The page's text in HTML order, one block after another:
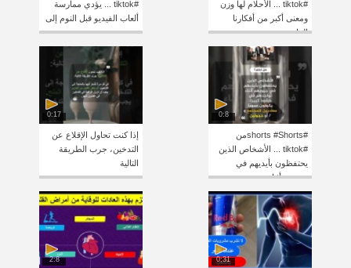
#tiktok ... الأحلام لها وزن
ومعنى أكبر من أفكارنا
الواعية
#tiktok ... يؤدي ممارسة
ألعاب الفيديو قبل النوم إلى
0:8
#shorts #Shortsمن
#tiktok ... الأشخاص الذين
يحتفظون بأيديهم في
جيوبهم أثناء
0:17
إذا كنت تحاول الإقلاع عن
التدخين، جرب الطريقة
التالية
0:31
2:8